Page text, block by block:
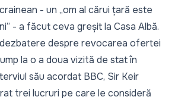
- un „om al cărui țară este
- a făcut ceva greșit la Casa Albă.
despre revocarea ofertei
la o a doua vizită de stat în
său acordat BBC, Sir Keir
trei lucruri pe care le consideră